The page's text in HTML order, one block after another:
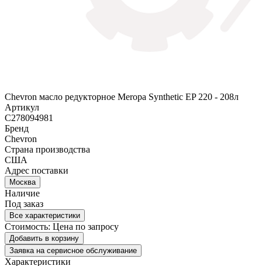
Chevron масло редукторное Meropa Synthetic EP 220 - 208л
Артикул
C278094981
Бренд
Chevron
Страна производства
США
Адрес поставки
Москва
Наличие
Под заказ
Все характеристики
Стоимость: Цена по запросу
Добавить в корзину
Заявка на сервисное обслуживание
Характеристики